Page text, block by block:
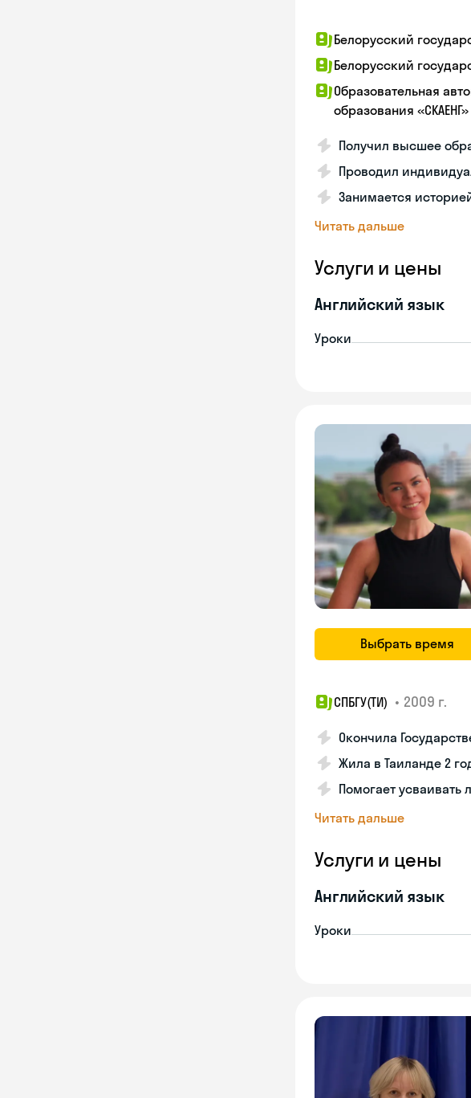
Белорусский
Белорусский
Образовательная
образования
Получил высшее
Проводил
Занимается
Читать дальше
Услуги и цены
Английский язык
Уроки
Выбрать время
СПБГУ(ТИ) • 2009 г.
Окончила
Жила в Таиланде 2
Помогает усваивать
Читать дальше
Услуги и цены
Английский язык
Уроки